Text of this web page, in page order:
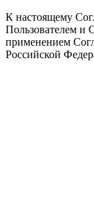
К настоящему
Пользователем и
применением
Российской